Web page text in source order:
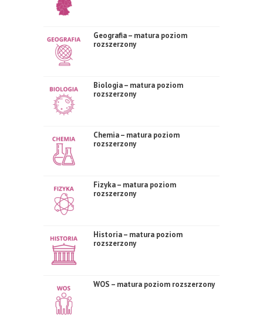
Geografia – matura poziom
rozszerzony
Biologia – matura poziom
rozszerzony
Chemia – matura poziom
rozszerzony
Fizyka – matura poziom
rozszerzony
Historia – matura poziom
rozszerzony
WOS – matura poziom rozszerzony